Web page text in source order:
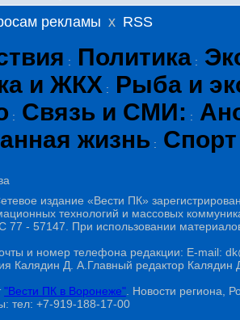
рекламы x RSS
: Политика :
и ЖКХ :
Рыба и
: Связь и СМИ: :
жизнь : Спорт
издание «Вести ПК»
технологий и массовых
- 57147. При использовании
и номер телефона редакции: E-mail:
Калядин Д. А.Главный редактор
"Вести ПК в Воронеже" . Новости региона,
тел: +7-919-188-17-00